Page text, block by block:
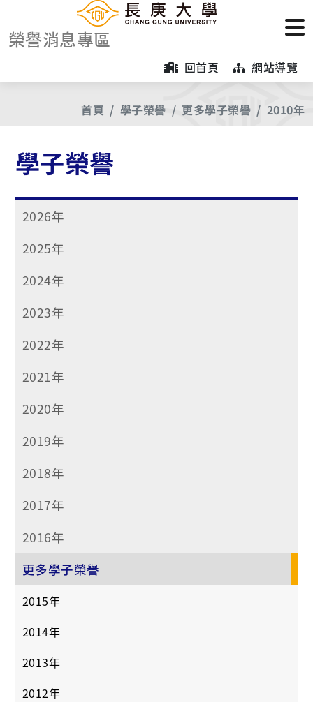
榮譽消息專區
回首頁 網站導覽
首頁 學子榮譽 更多學子榮譽 2010年
學子榮譽
2026年
2025年
2024年
2023年
2022年
2021年
2020年
2019年
2018年
2017年
2016年
更多學子榮譽
2015年
2014年
2013年
2012年